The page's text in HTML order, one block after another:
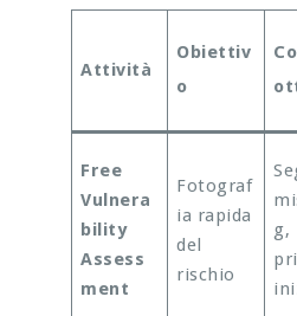
Attività
Obiettiv
o
Free
Vulnera
bility
Assess
ment
Fotograf
ia rapida
del
rischio
g,